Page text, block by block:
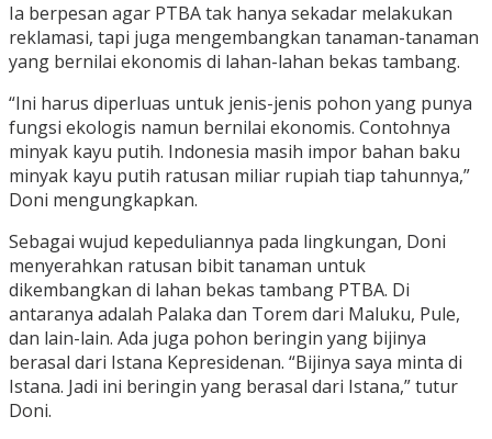
Ia berpesan agar PTBA tak hanya sekadar melakukan
reklamasi, tapi juga mengembangkan tanaman-tanaman
yang bernilai ekonomis di lahan-lahan bekas tambang.
“Ini harus diperluas untuk jenis-jenis pohon yang punya
fungsi ekologis namun bernilai ekonomis. Contohnya
minyak kayu putih. Indonesia masih impor bahan baku
minyak kayu putih ratusan miliar rupiah tiap tahunnya,”
Doni mengungkapkan.
Sebagai wujud kepeduliannya pada lingkungan, Doni
menyerahkan ratusan bibit tanaman untuk
dikembangkan di lahan bekas tambang PTBA. Di
antaranya adalah Palaka dan Torem dari Maluku, Pule,
dan lain-lain. Ada juga pohon beringin yang bijinya
berasal dari Istana Kepresidenan. “Bijinya saya minta di
Istana. Jadi ini beringin yang berasal dari Istana,” tutur
Doni.